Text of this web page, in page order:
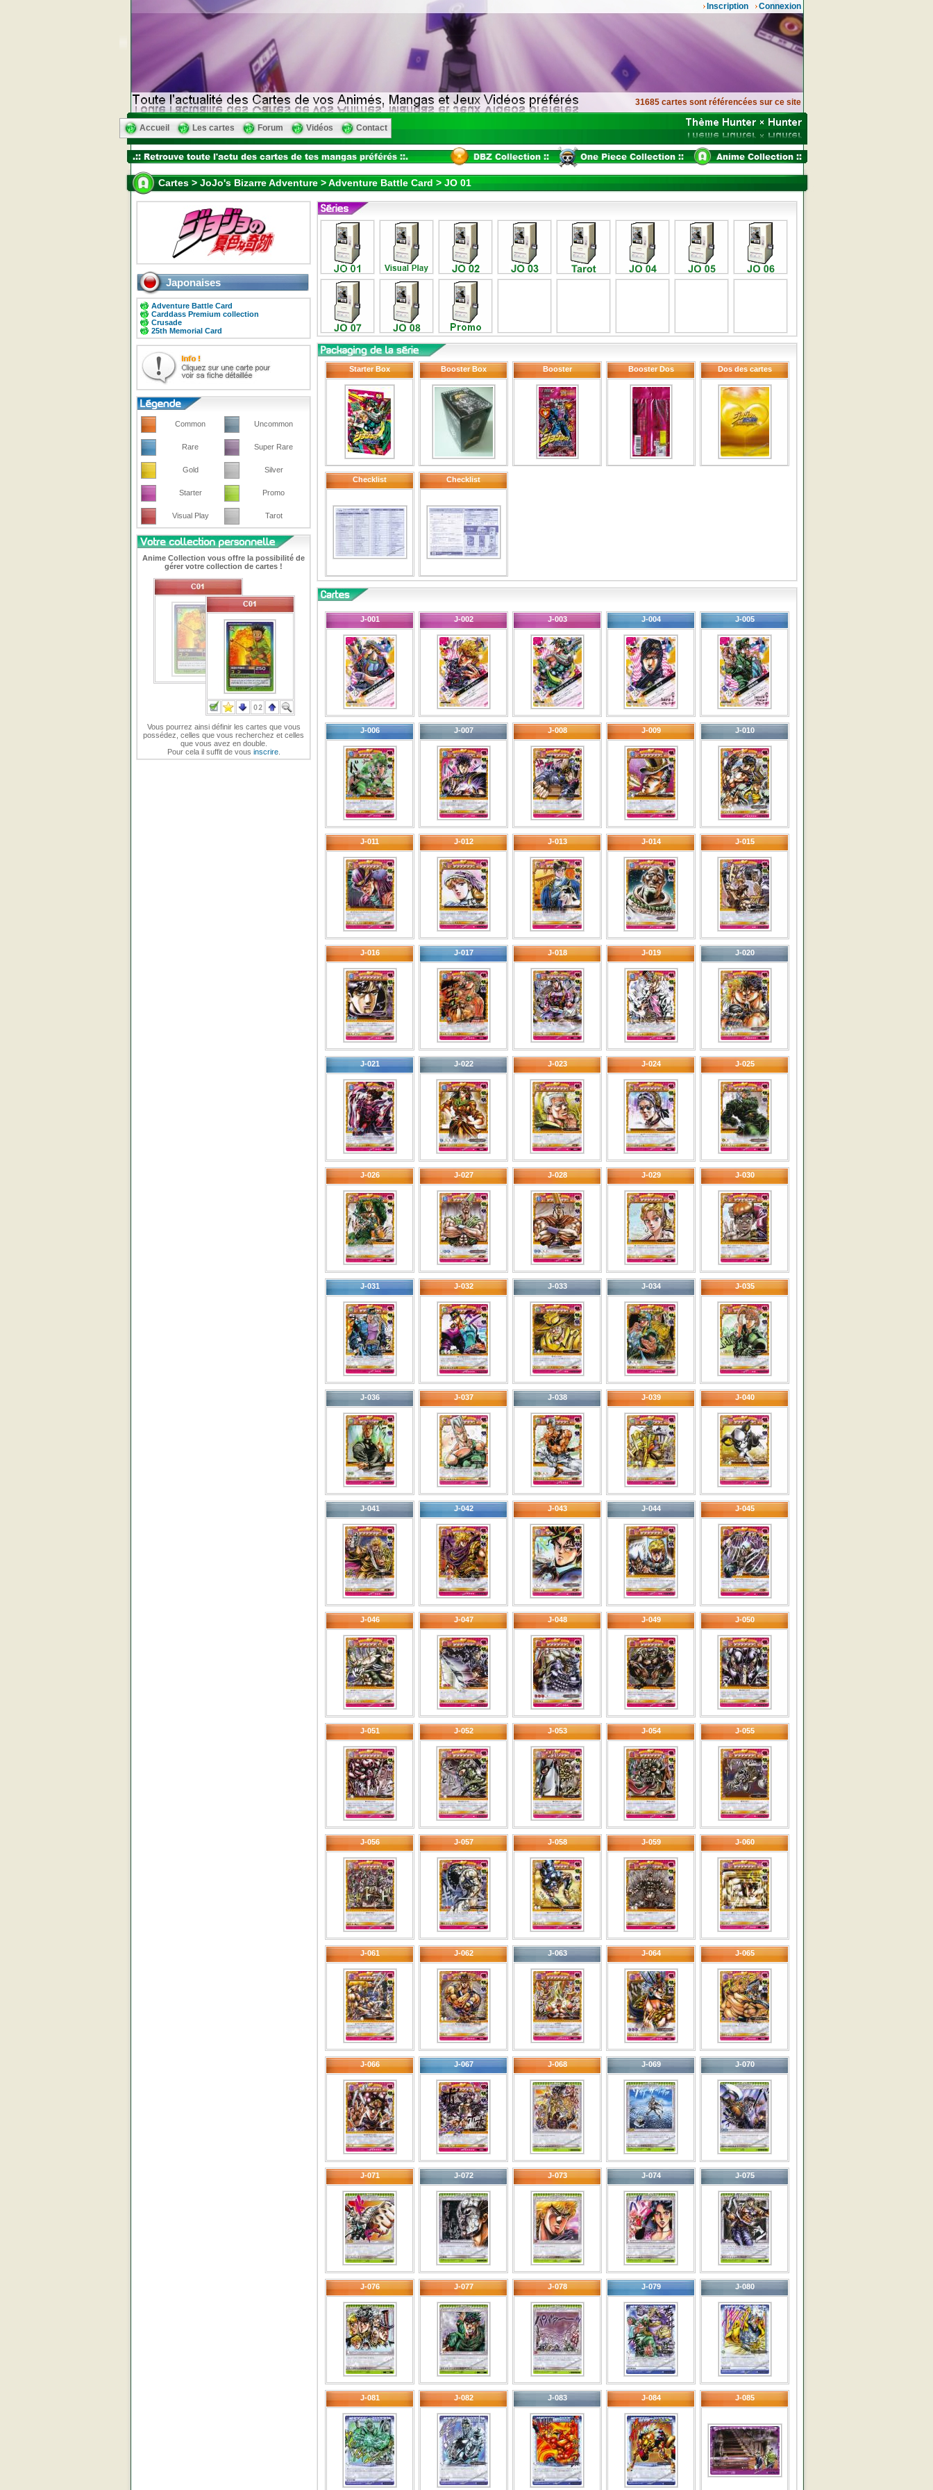
Connexion
Inscription
31685 cartes sont référencées sur ce site
Accueil Les cartes Forum Vidéos Contact
Cartes > JoJo's Bizarre Adventure > Adventure Battle Card > JO 01
Japonaises
Adventure Battle Card
Carddass Premium collection
Crusade
25th Memorial Card
Common Uncommon
Rare Super Rare
Gold Silver
Starter Promo
Visual Play Tarot
Anime Collection vous offre la possibilité de
gérer votre collection de cartes !
Vous pourrez ainsi définir les cartes que vous
possédez, celles que vous recherchez et celles
que vous avez en double.
Pour cela il suffit de vous inscrire.
Starter Box Booster Box Booster Booster Dos Dos des cartes
Checklist Checklist
J-001 J-002 J-003 J-004 J-005
J-006 J-007 J-008 J-009 J-010
J-011 J-012 J-013 J-014 J-015
J-016 J-017 J-018 J-019 J-020
J-021 J-022 J-023 J-024 J-025
J-026 J-027 J-028 J-029 J-030
J-031 J-032 J-033 J-034 J-035
J-036 J-037 J-038 J-039 J-040
J-041 J-042 J-043 J-044 J-045
J-046 J-047 J-048 J-049 J-050
J-051 J-052 J-053 J-054 J-055
J-056 J-057 J-058 J-059 J-060
J-061 J-062 J-063 J-064 J-065
J-066 J-067 J-068 J-069 J-070
J-071 J-072 J-073 J-074 J-075
J-076 J-077 J-078 J-079 J-080
J-081 J-082 J-083 J-084 J-085